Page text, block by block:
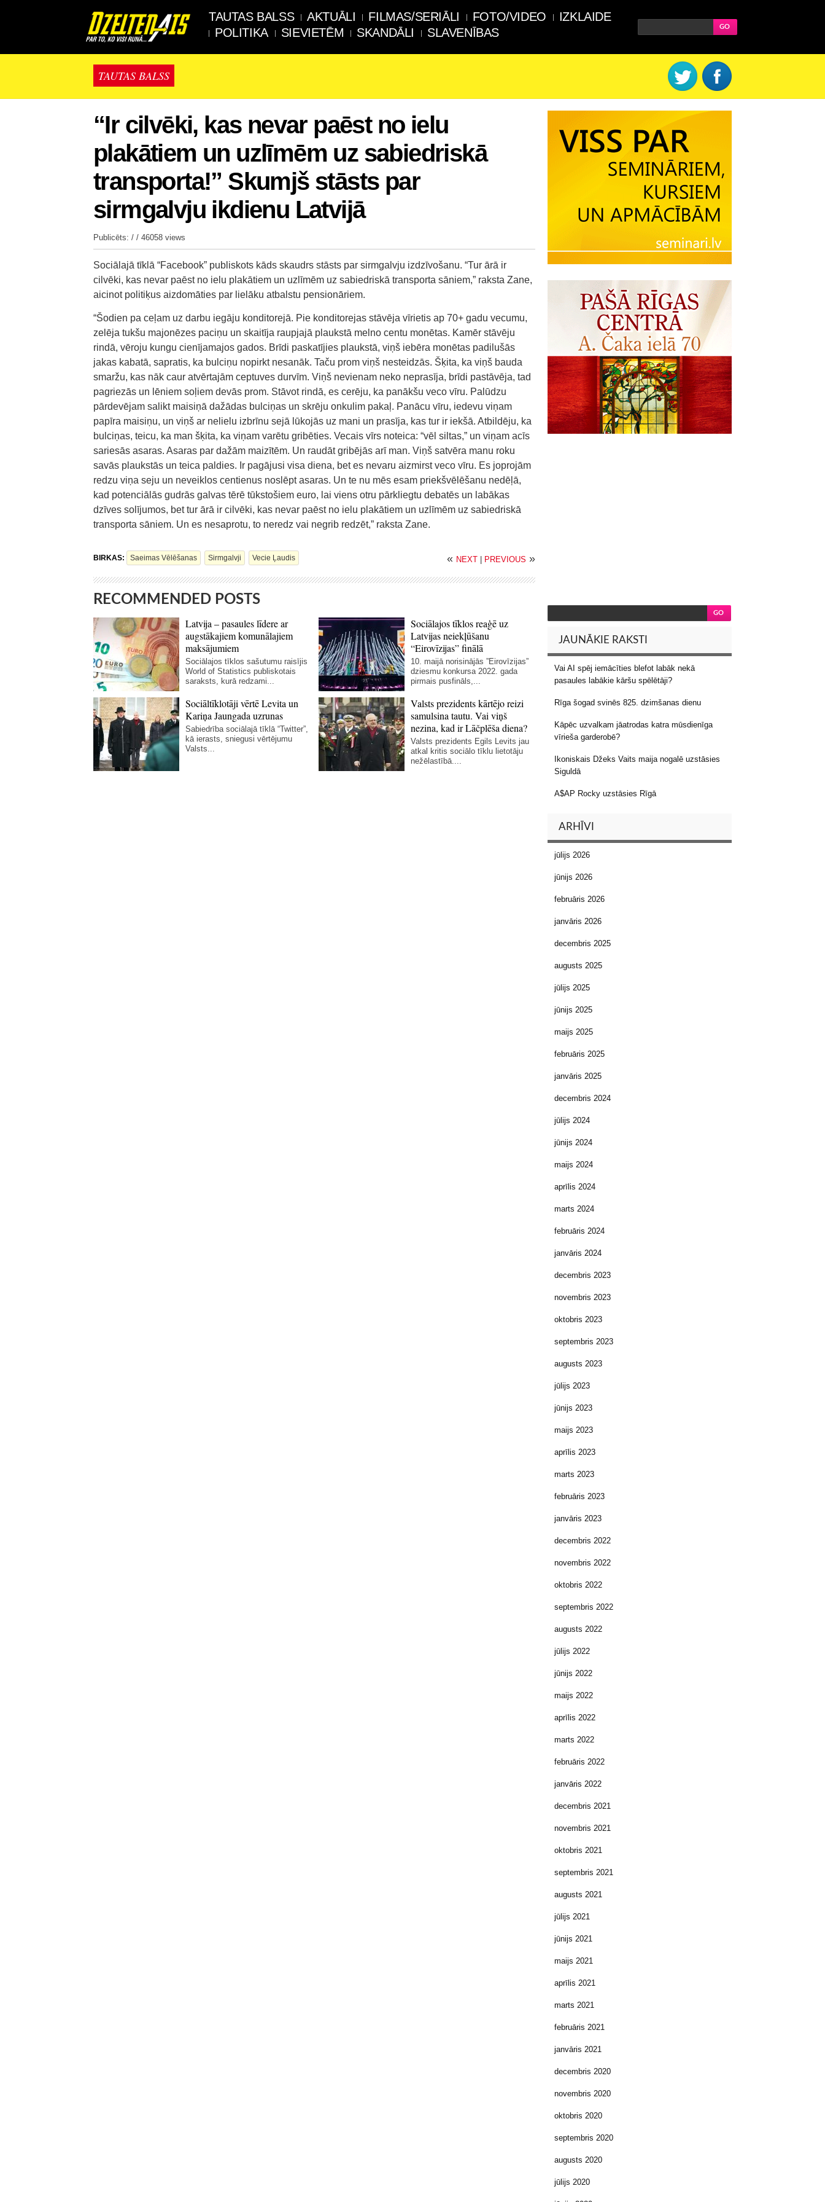
TAUTAS BALSS AKTUĀLI FILMAS/SERIĀLI FOTO/VIDEO
IZKLAIDE
POLITIKA
SIEVIETĒM SKANDĀLI SLAVENĪBAS
TAUTAS BALSS
“Ir cilvēki, kas nevar paēst no ielu
plakātiem un uzlīmēm uz sabiedriskā
transporta!” Skumjš stāsts par
sirmgalvju ikdienu Latvijā
Publicēts: / / 46058 views
Sociālajā tīklā “Facebook” publiskots kāds skaudrs stāsts par sirmgalvju izdzīvošanu. “Tur ārā ir
cilvēki, kas nevar paēst no ielu plakātiem un uzlīmēm uz sabiedriskā transporta sāniem,” raksta Zane,
aicinot politiķus aizdomāties par lielāku atbalstu pensionāriem.
“Šodien pa ceļam uz darbu iegāju konditorejā. Pie konditorejas stāvēja vīrietis ap 70+ gadu vecumu,
zelēja tukšu majonēzes paciņu un skaitīja raupjajā plaukstā melno centu monētas. Kamēr stāvēju
rindā, vēroju kungu cienījamajos gados. Brīdi paskatījies plaukstā, viņš iebēra monētas padilušās
jakas kabatā, sapratis, ka bulciņu nopirkt nesanāk. Taču prom viņš nesteidzās. Šķita, ka viņš bauda
smaržu, kas nāk caur atvērtajām ceptuves durvīm. Viņš nevienam neko neprasīja, brīdi pastāvēja, tad
pagriezās un lēniem soļiem devās prom. Stāvot rindā, es cerēju, ka panākšu veco vīru. Palūdzu
pārdevējam salikt maisiņā dažādas bulciņas un skrēju onkulim pakaļ. Panācu vīru, iedevu viņam
papīra maisiņu, un viņš ar nelielu izbrīnu sejā lūkojās uz mani un prasīja, kas tur ir iekšā. Atbildēju, ka
bulciņas, teicu, ka man šķita, ka viņam varētu gribēties. Vecais vīrs noteica: “vēl siltas,” un viņam acīs
sariesās asaras. Asaras par dažām maizītēm. Un raudāt gribējās arī man. Viņš satvēra manu roku
savās plaukstās un teica paldies. Ir pagājusi visa diena, bet es nevaru aizmirst veco vīru. Es joprojām
redzu viņa seju un neveiklos centienus noslēpt asaras. Un te nu mēs esam priekšvēlēšanu nedēļā,
kad potenciālās gudrās galvas tērē tūkstošiem euro, lai viens otru pārkliegtu debatēs un labākas
dzīves solījumos, bet tur ārā ir cilvēki, kas nevar paēst no ielu plakātiem un uzlīmēm uz sabiedriskā
transporta sāniem. Un es nesaprotu, to neredz vai negrib redzēt,” raksta Zane.
BIRKAS: Saeimas Vēlēšanas Sirmgalvji Vecie Ļaudis « NEXT PREVIOUS »
RECOMMENDED POSTS
Latvija – pasaules līdere ar
augstākajiem komunālajiem
maksājumiem
Sociālajos tīklos sašutumu raisījis
World of Statistics publiskotais
saraksts, kurā redzami...
Sociālajos tīklos reaģē uz
Latvijas neiekļūšanu
“Eirovīzijas” finālā
10. maijā norisinājās ”Eirovīzijas”
dziesmu konkursa 2022. gada
pirmais pusfināls,...
Sociāltīklotāji vērtē Levita un
Kariņa Jaungada uzrunas
Sabiedrība sociālajā tīklā “Twitter”,
kā ierasts, sniegusi vērtējumu
Valsts...
Valsts prezidents kārtējo reizi
samulsina tautu. Vai viņš
nezina, kad ir Lāčplēša diena?
Valsts prezidents Egils Levits jau
atkal kritis sociālo tīklu lietotāju
nežēlastībā....
JAUNĀKIE RAKSTI
Vai AI spēj iemācīties blefot labāk nekā
pasaules labākie kāršu spēlētāji?
Rīga šogad svinēs 825. dzimšanas dienu
Kāpēc uzvalkam jāatrodas katra mūsdienīga
vīrieša garderobē?
Ikoniskais Džeks Vaits maija nogalē uzstāsies
Siguldā
A$AP Rocky uzstāsies Rīgā
ARHĪVI
jūlijs 2026
jūnijs 2026
februāris 2026
janvāris 2026
decembris 2025
augusts 2025
jūlijs 2025
jūnijs 2025
maijs 2025
februāris 2025
janvāris 2025
decembris 2024
jūlijs 2024
jūnijs 2024
maijs 2024
aprīlis 2024
marts 2024
februāris 2024
janvāris 2024
decembris 2023
novembris 2023
oktobris 2023
septembris 2023
augusts 2023
jūlijs 2023
jūnijs 2023
maijs 2023
aprīlis 2023
marts 2023
februāris 2023
janvāris 2023
decembris 2022
novembris 2022
oktobris 2022
septembris 2022
augusts 2022
jūlijs 2022
jūnijs 2022
maijs 2022
aprīlis 2022
marts 2022
februāris 2022
janvāris 2022
decembris 2021
novembris 2021
oktobris 2021
septembris 2021
augusts 2021
jūlijs 2021
jūnijs 2021
maijs 2021
aprīlis 2021
marts 2021
februāris 2021
janvāris 2021
decembris 2020
novembris 2020
oktobris 2020
septembris 2020
augusts 2020
jūlijs 2020